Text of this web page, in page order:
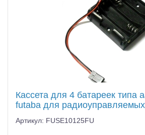
Аппаратура и электроника
Аккумуляторы и батарейки
Зарядные устройства и блоки питания
Двигатели
Кассета для 4 батареек типа
futaba для
Артикул: FUSE10125FU